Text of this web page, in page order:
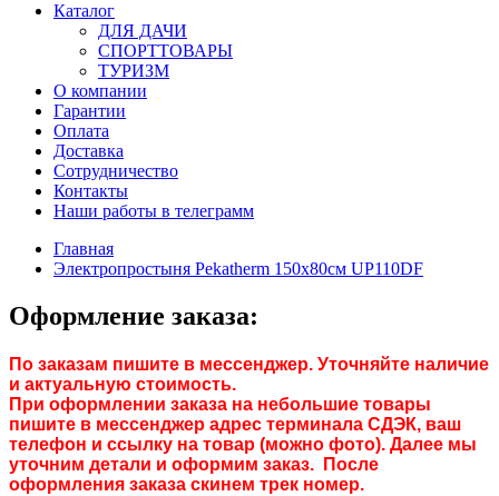
Каталог
ДЛЯ ДАЧИ
СПОРТТОВАРЫ
ТУРИЗМ
О компании
Гарантии
Оплата
Доставка
Сотрудничество
Контакты
Наши работы в телеграмм
Главная
Электропростыня Pekatherm 150х80см UP110DF
Оформление заказа:
По заказам пишите в мессенджер. Уточняйте наличие
и актуальную стоимость.
При оформлении заказа на небольшие товары
пишите в мессенджер адрес терминала СДЭК, ваш
телефон и ссылку на товар (можно фото). Далее мы
уточним детали и оформим заказ. После
оформления заказа скинем трек номер.